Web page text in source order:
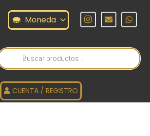
Moneda
CUENTA / REGISTRO